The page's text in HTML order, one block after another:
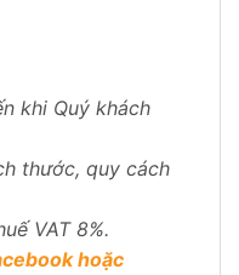
khi Quý khách
thước, quy cách
VAT 8%.
hoặc